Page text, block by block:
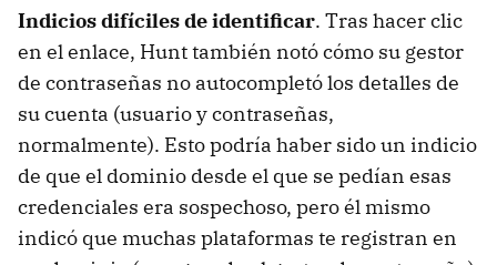
Indicios difíciles de identificar. Tras hacer clic
en el enlace, Hunt también notó cómo su gestor
de contraseñas no autocompletó los detalles de
su cuenta (usuario y contraseñas,
normalmente). Esto podría haber sido un indicio
de que el dominio desde el que se pedían esas
credenciales era sospechoso, pero él mismo
indicó que muchas plataformas te registran en